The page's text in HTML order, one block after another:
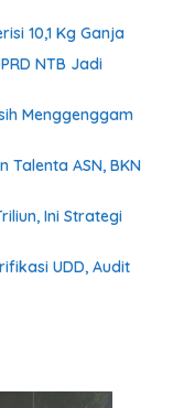
10,1 Kg Ganja
NTB Jadi
Menggenggam
Talenta ASN, BKN
Ini Strategi
UDD, Audit